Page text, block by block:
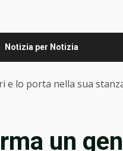
Notizia per Notizia
lo porta nella sua
un